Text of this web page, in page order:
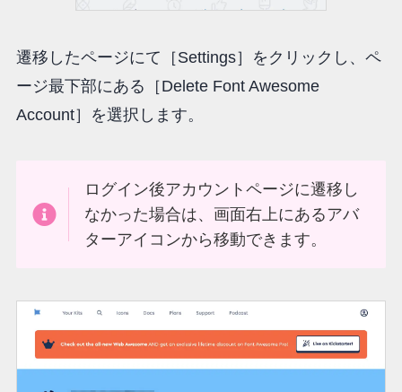
遷移したページにて［Settings］をクリックし、ペ
ージ最下部にある［Delete Font Awesome
Account］を選択します。
ログイン後アカウントページに遷移し
なかった場合は、画面右上にあるアバ
ターアイコンから移動できます。